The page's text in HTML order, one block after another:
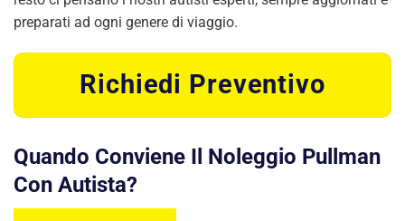
preparati ad ogni genere di viaggio.
Richiedi Preventivo
Quando Conviene Il Noleggio Pullman
Con Autista?